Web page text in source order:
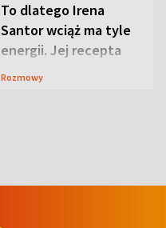
To dlatego Irena
Santor wciąż ma tyle
energii. Jej recepta
jest zaskakująco
Rozmowy